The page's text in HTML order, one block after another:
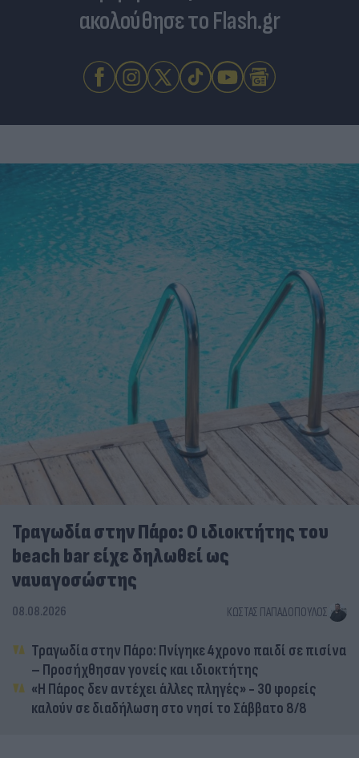
ακολούθησε το Flash.gr
Τραγωδία στην Πάρο: Ο ιδιοκτήτης του
beach bar είχε δηλωθεί ως
ναυαγοσώστης
08.08.2026 ΚΏΣΤΑΣ ΠΑΠΑΔΌΠΟΥΛΟΣ
Τραγωδία στην Πάρο: Πνίγηκε 4χρονο παιδί σε πισίνα
– Προσήχθησαν γονείς και ιδιοκτήτης
«Η Πάρος δεν αντέχει άλλες πληγές» - 30 φορείς
καλούν σε διαδήλωση στο νησί το Σάββατο 8/8